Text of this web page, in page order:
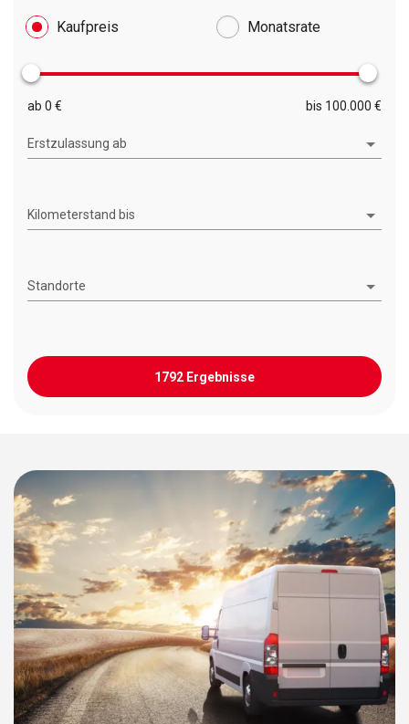
Kaufpreis Monatsrate
ab 0 € bis 100.000 €
Erstzulassung ab
Kilometerstand bis
Standorte
1792 Ergebnisse